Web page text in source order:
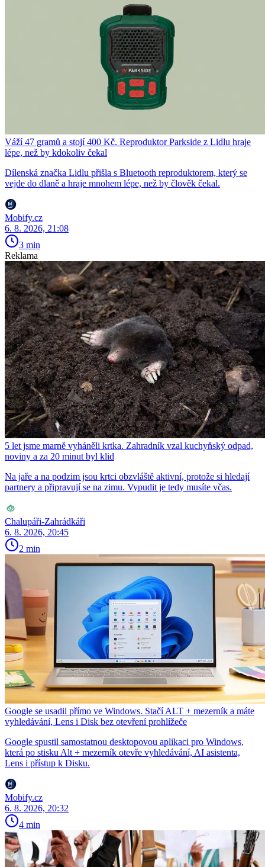
Váží 47 gramů a stojí 400 Kč. Reproduktor Parkside z Lidlu hraje
lépe, než by kdokoliv čekal
Dílenská značka Lidlu přišla s Bluetooth reproduktorem, který se
vejde do dlaně a hraje mnohem lépe, než by člověk čekal.
Mobify.cz
6. 8. 2026, 21:08
3 min
Reklama
5 let jsme marně vyháněli krtka. Zahradník vzal kuchyňský odpad,
noviny a za 20 minut byl klid
Na jaře a na podzim jsou krtci obzvláště aktivní, protože si hledají
partnery a připravují se na zimu. Vypudit je tedy musíte včas.
Chalupáři-Zahrádkáři
6. 8. 2026, 20:45
2 min
Google se usadil přímo ve Windows. Stačí ALT + mezerník a máte
vyhledávání, Lens i Disk bez otevření prohlížeče
Google spustil samostatnou desktopovou aplikaci pro Windows,
která po stisku Alt + mezerník otevře vyhledávání, AI asistenta,
Lens i přístup k Disku.
Mobify.cz
6. 8. 2026, 20:32
4 min